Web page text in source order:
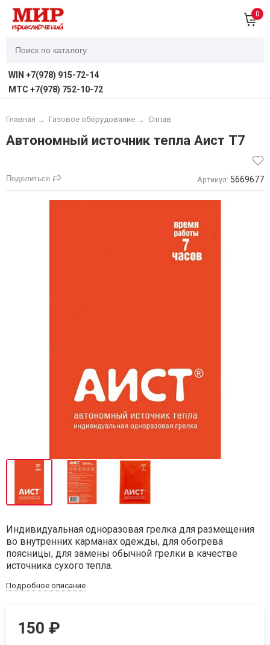
0
WIN +7(978) 915-72-14
MTC +7(978) 752-10-72
Главная → Газовое оборудование → Сплав
Автономный источник тепла Аист Т7
Поделиться Артикул: 5669677
Индивидуальная одноразовая грелка для размещения
во внутренних карманах одежды, для обогрева
поясницы, для замены обычной грелки в качестве
источника сухого тепла.
Подробное описание
150₽